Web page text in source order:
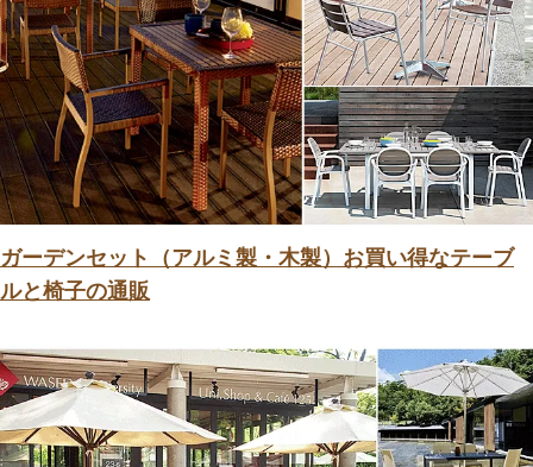
ガーデンセット（アルミ製・木製）お買い得なテーブ
ルと椅子の通販